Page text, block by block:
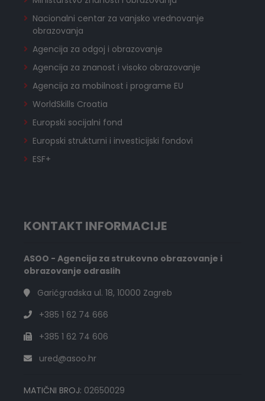
Nacionalni centar za vanjsko vrednovanje
obrazovanja
Agencija za odgoj i obrazovanje
Agencija za znanost i visoko obrazovanje
Agencija za mobilnost i programe EU
WorldSkills Croatia
Europski socijalni fond
Europski strukturni i investicijski fondovi
ESF+
KONTAKT INFORMACIJE
ASOO - Agencija za strukovno obrazovanje i
obrazovanje odraslih
Garićgradska ul. 18, 10000 Zagreb
+385 1 62 74 666
+385 1 62 74 606
ured@asoo.hr
MATIČNI BROJ: 02650029